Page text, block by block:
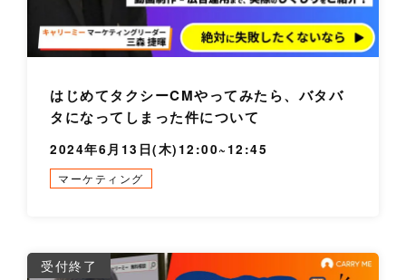
はじめてタクシーCMやってみたら、バタバ
タになってしまった件について
2024年6月13日(木)12:00~12:45
マーケティング
受付終了